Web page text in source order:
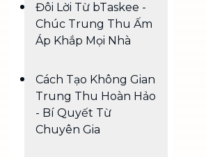
Đôi Lời Từ bTaskee -
Chúc Trung Thu Ấm
Áp Khắp Mọi Nhà
Cách Tạo Không Gian
Trung Thu Hoàn Hảo
- Bí Quyết Từ
Chuyên Gia